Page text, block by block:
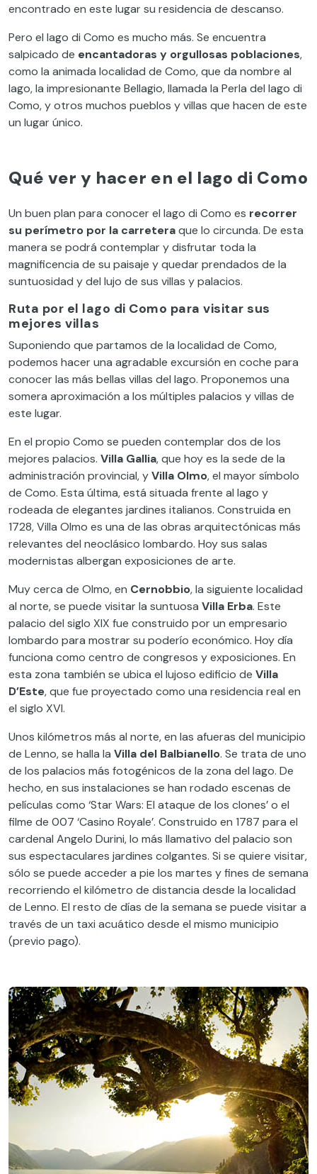
encontrado en este lugar su residencia de descanso.
Pero el lago di Como es mucho más. Se encuentra
salpicado de encantadoras y orgullosas poblaciones,
como la animada localidad de Como, que da nombre al
lago, la impresionante Bellagio, llamada la Perla del lago di
Como, y otros muchos pueblos y villas que hacen de este
un lugar único.
Qué ver y hacer en el lago di Como
Un buen plan para conocer el lago di Como es recorrer
su perímetro por la carreteraque lo circunda. De esta
manera se podrá contemplar y disfrutar toda la
magnificencia de su paisaje y quedar prendados de la
suntuosidad y del lujo de sus villas y palacios.
Ruta por el lago di Como para visitar sus
mejores villas
Suponiendo que partamos de la localidad de Como,
podemos hacer una agradable excursión en coche para
conocer las más bellas villas del lago. Proponemos una
somera aproximación a los múltiples palacios y villas de
este lugar.
En el propio Como se pueden contemplar dos de los
mejores palacios. Villa Gallia, que hoy es la sede de la
administración provincial, yVilla Olmo, el mayor símbolo
de Como. Esta última, está situada frente al lago y
rodeada de elegantes jardines italianos. Construida en
1728, Villa Olmo es una de las obras arquitectónicas más
relevantes del neoclásico lombardo. Hoy sus salas
modernistas albergan exposiciones de arte.
Muy cerca de Olmo, en Cernobbio, la siguiente localidad
al norte, se puede visitar la suntuosa Villa Erba. Este
palacio del siglo XIX fue construido por un empresario
lombardo para mostrar su poderío económico. Hoy día
funciona como centro de congresos y exposiciones. En
esta zona también se ubica el lujoso edificio de Villa
D’Este, que fue proyectado como una residencia real en
el siglo XVI.
Unos kilómetros más al norte, en las afueras del municipio
de Lenno, se halla la Villa del Balbianello. Se trata de uno
de los palacios más fotogénicos de la zona del lago. De
hecho, en sus instalaciones se han rodado escenas de
películas como ‘Star Wars: El ataque de los clones’ o el
filme de 007 ‘Casino Royale’. Construido en 1787 para el
cardenal Angelo Durini, lo más llamativo del palacio son
sus espectaculares jardines colgantes. Si se quiere visitar,
sólo se puede acceder a pie los martes y fines de semana
recorriendo el kilómetro de distancia desde la localidad
de Lenno. El resto de días de la semana se puede visitar a
través de un taxi acuático desde el mismo municipio
(previo pago).